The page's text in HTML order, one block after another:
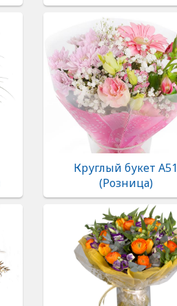
Круглый букет А51
(Розница)